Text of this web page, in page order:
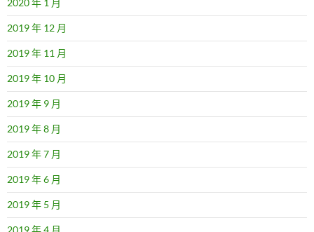
2020 年 1 月
2019 年 12 月
2019 年 11 月
2019 年 10 月
2019 年 9 月
2019 年 8 月
2019 年 7 月
2019 年 6 月
2019 年 5 月